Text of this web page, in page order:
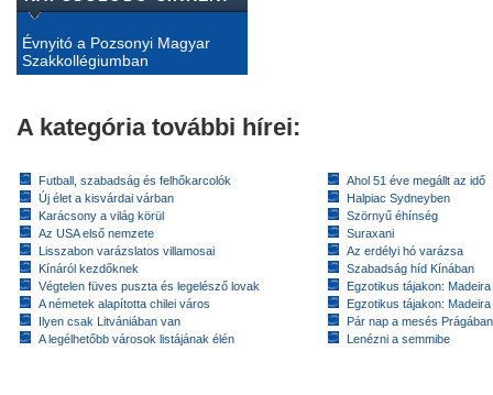
Évnyitó a Pozsonyi Magyar
Szakkollégiumban
A kategória további hírei:
Futball, szabadság és felhőkarcolók
Új élet a kisvárdai várban
Karácsony a világ körül
Az USA első nemzete
Lisszabon varázslatos villamosai
Kínáról kezdőknek
Végtelen füves puszta és legelésző lovak
A németek alapította chilei város
Ilyen csak Litvániában van
A legélhetőbb városok listájának élén
Ahol 51 éve megállt az idő
Halpiac Sydneyben
Szörnyű éhínség
Suraxani
Az erdélyi hó varázsa
Szabadság híd Kínában
Egzotikus tájakon:
Egzotikus tájakon:
Pár nap a mesés Prágában
Lenézni a semmibe